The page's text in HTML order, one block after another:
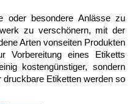
oder besondere Anlässe zu
zu verschönern, mit der
Arten vonseiten Produkten
Vorbereitung eines Etiketts
kostengünstiger, sondern
Etiketten werden so